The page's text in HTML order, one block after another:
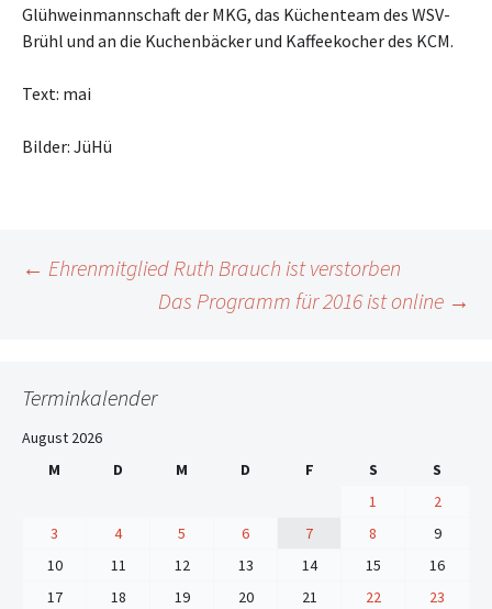
Glühweinmannschaft der MKG, das Küchenteam des WSV-
Brühl und an die Kuchenbäcker und Kaffeekocher des KCM.
Text: mai
Bilder: JüHü
Beitrags-
← Ehrenmitglied Ruth Brauch ist verstorben
Das Programm für 2016 ist online →
Terminkalender
August 2026
M
D M D F S
S
1
2
3
4 5 6 7 8
9
10
11 12 13 14 15
16
17
18 19 20 21 22
23